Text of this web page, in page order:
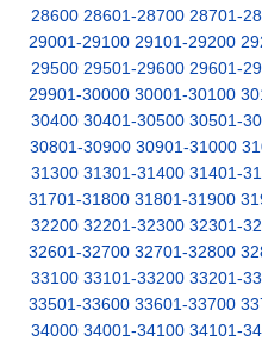
28600 28601-28700 28701-
29001-29100 29101-29200
29500 29501-29600 29601-
29901-30000 30001-30100
30400 30401-30500 30501-
30801-30900 30901-31000
31300 31301-31400 31401-
31701-31800 31801-31900
32200 32201-32300 32301-
32601-32700 32701-32800
33100 33101-33200 33201-
33501-33600 33601-33700
34000 34001-34100 34101-